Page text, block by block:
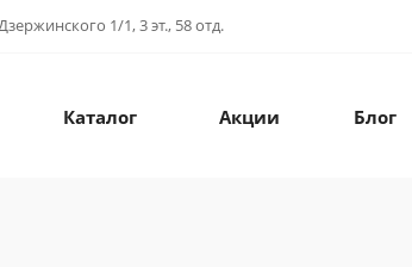
1/1, 3 эт., 58 отд.
Каталог Акции Блог